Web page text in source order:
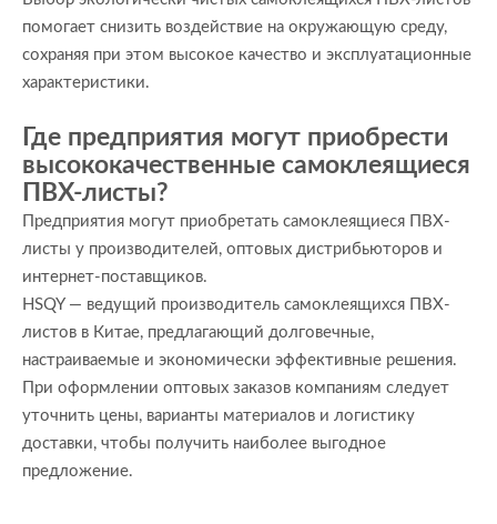
помогает снизить воздействие на окружающую среду,
сохраняя при этом высокое качество и эксплуатационные
характеристики.
Где предприятия могут приобрести
высококачественные самоклеящиеся
ПВХ-листы?
Предприятия могут приобретать самоклеящиеся ПВХ-
листы у производителей, оптовых дистрибьюторов и
интернет-поставщиков.
HSQY — ведущий производитель самоклеящихся ПВХ-
листов в Китае, предлагающий долговечные,
настраиваемые и экономически эффективные решения.
При оформлении оптовых заказов компаниям следует
уточнить цены, варианты материалов и логистику
доставки, чтобы получить наиболее выгодное
предложение.